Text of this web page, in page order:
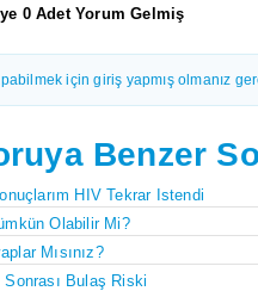
0 Adet Yorum Gelmiş
için giriş yapmış olmanız
Benzer
HIV Tekrar Istendi
Olabilir Mi?
Mısınız?
Sonrası Bulaş Riski